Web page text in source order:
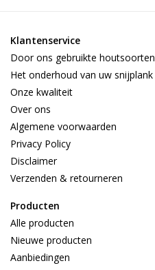
Klantenservice
Door ons gebruikte houtsoorten
Het onderhoud van uw snijplank
Onze kwaliteit
Over ons
Algemene voorwaarden
Privacy Policy
Disclaimer
Verzenden & retourneren
Producten
Alle producten
Nieuwe producten
Aanbiedingen